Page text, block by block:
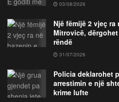
03/08/2026
Një fëmijë 2 vjeç
Mitrovicë,
rëndë
31/07/2026
Policia deklarohet
arrestimin e një
krime lufte